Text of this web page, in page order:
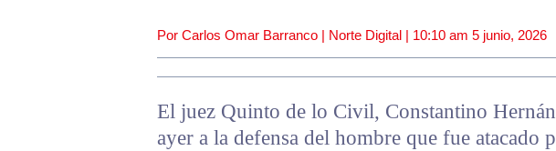
Por Carlos Omar Barranco | Norte Digital | 10:10 am 5 junio, 2026
El juez Quinto de lo Civil, Constantino
ayer a la defensa del hombre que fue atacado